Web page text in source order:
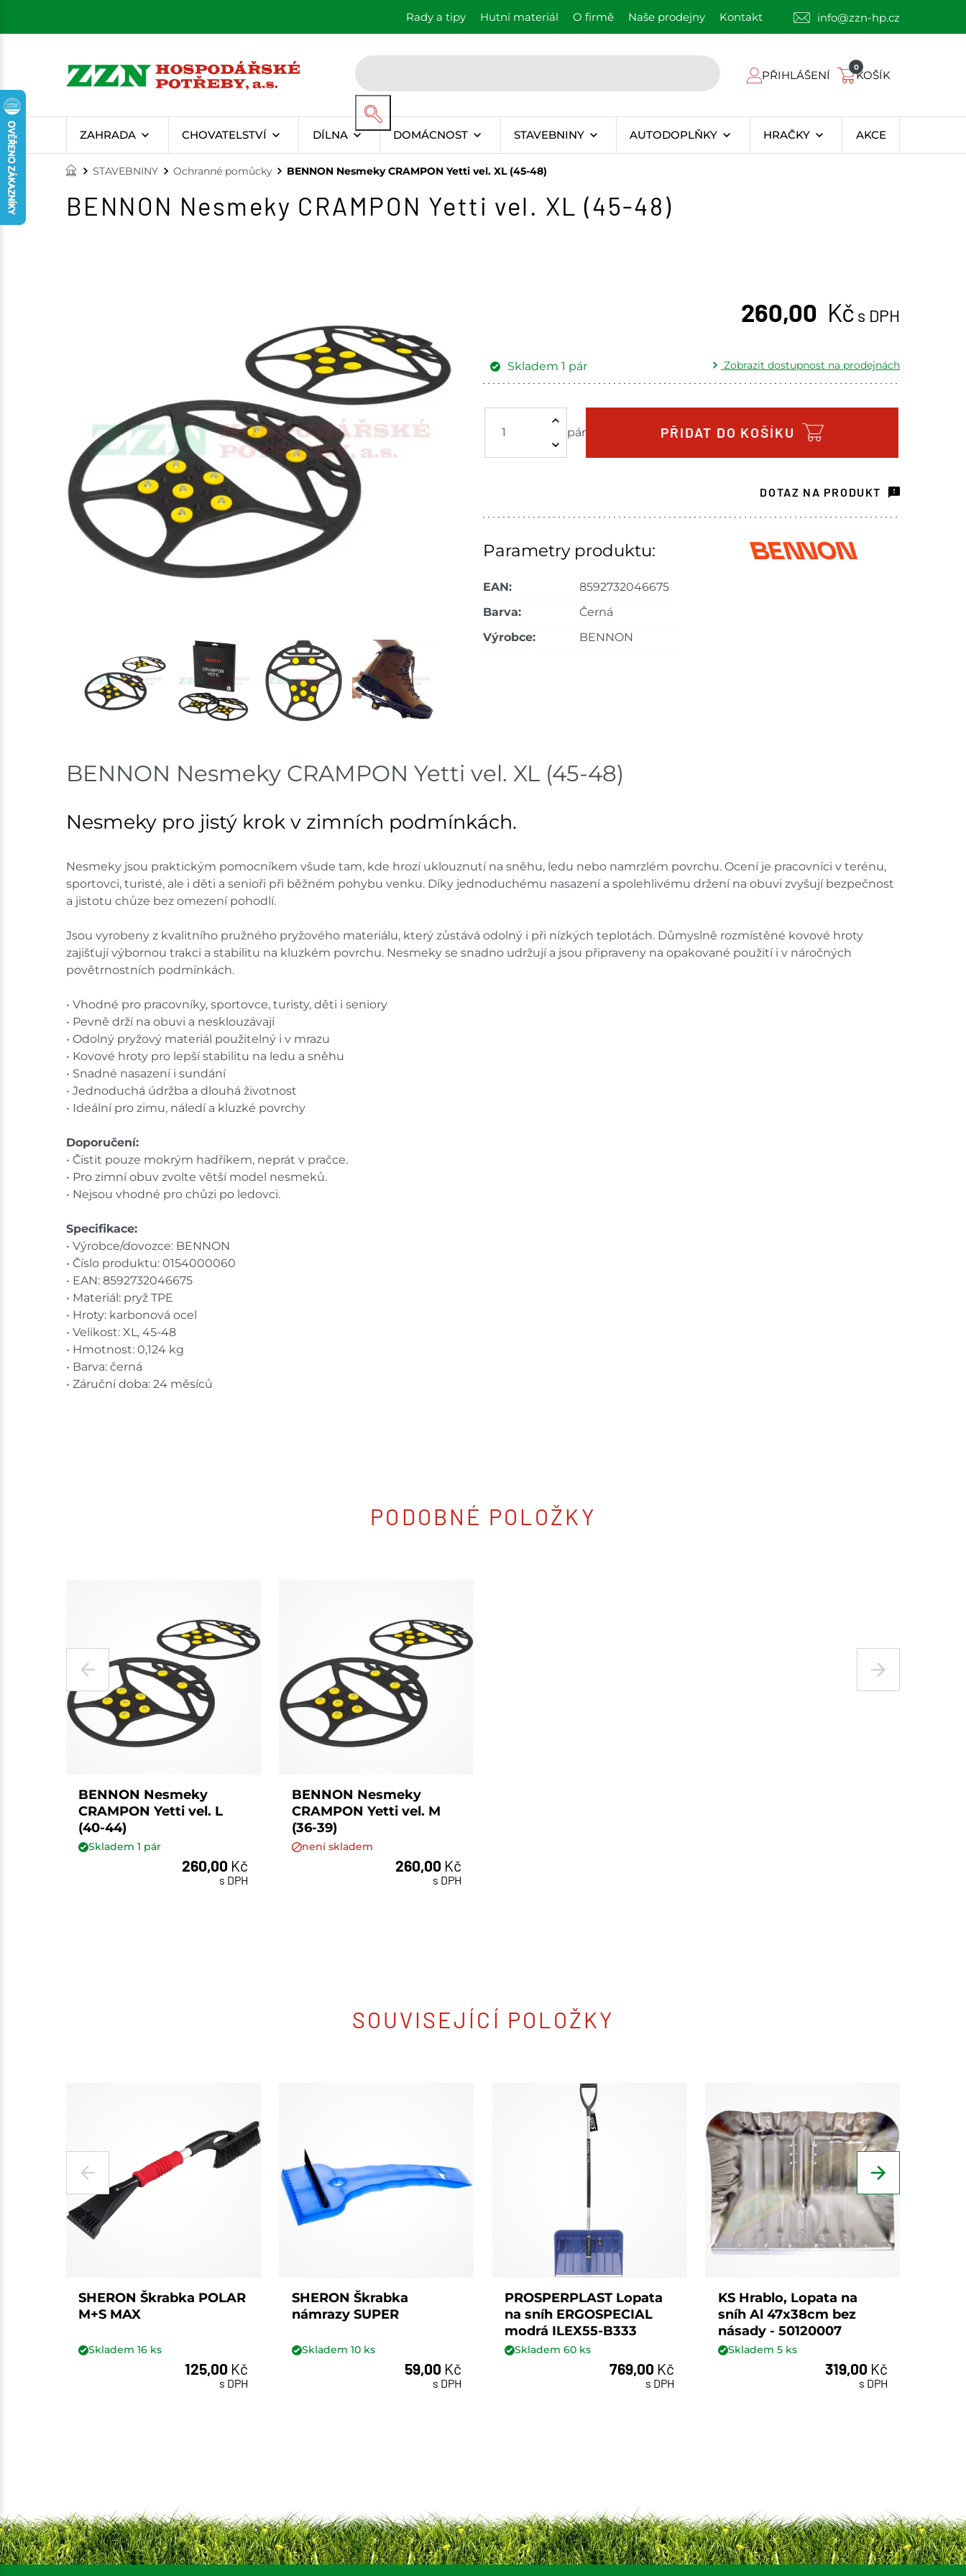
Rady a tipy Hutní materiál O firmě Naše prodejny Kontakt info@zzn-hp.cz
PŘIHLÁŠENÍ
0
KOŠÍK
ZAHRADA CHOVATELSTVÍ DÍLNA DOMÁCNOST STAVEBNINY AUTODOPLŇKY HRAČKY AKCE
STAVEBNINY Ochranné pomůcky BENNON Nesmeky CRAMPON Yetti vel. XL (45-48)
BENNON Nesmeky CRAMPON Yetti vel. XL (45-48)
260,00 Kč s DPH
pár PŘIDAT DO KOŠÍKU
Skladem 1 pár
Zobrazit dostupnost na prodejnách
Skladové množství na prodejnách je pouze orientační.
Ceny na prodejnách se mohou lišit od cen na e-shopu.
DOTAZ NA PRODUKT
Parametry produktu:
EAN:
8592732046675
Barva:
Černá
Výrobce:
BENNON
BENNON Nesmeky CRAMPON Yetti vel. XL (45-48)
Nesmeky pro jistý krok v zimních podmínkách.
Nesmeky jsou praktickým pomocníkem všude tam, kde hrozí uklouznutí na sněhu, ledu nebo namrzlém povrchu. Ocení je pracovníci v terénu,
sportovci, turisté, ale i děti a senioři při běžném pohybu venku. Díky jednoduchému nasazení a spolehlivému držení na obuvi zvyšují bezpečnost
a jistotu chůze bez omezení pohodlí.
Jsou vyrobeny z kvalitního pružného pryžového materiálu, který zůstává odolný i při nízkých teplotách. Důmyslně rozmístěné kovové hroty
zajišťují výbornou trakci a stabilitu na kluzkém povrchu. Nesmeky se snadno udržují a jsou připraveny na opakované použití i v náročných
povětrnostních podmínkách.
• Vhodné pro pracovníky, sportovce, turisty, děti i seniory
• Pevně drží na obuvi a nesklouzávají
• Odolný pryžový materiál použitelný i v mrazu
• Kovové hroty pro lepší stabilitu na ledu a sněhu
• Snadné nasazení i sundání
• Jednoduchá údržba a dlouhá životnost
• Ideální pro zimu, náledí a kluzké povrchy
Doporučení:
• Čistit pouze mokrým hadříkem, neprát v pračce.
• Pro zimní obuv zvolte větší model nesmeků.
• Nejsou vhodné pro chůzi po ledovci.
Specifikace:
• Výrobce/dovozce: BENNON
• Číslo produktu: 0154000060
• EAN: 8592732046675
• Materiál: pryž TPE
• Hroty: karbonová ocel
• Velikost: XL, 45-48
• Hmotnost: 0,124 kg
• Barva: černá
• Záruční doba: 24 měsíců
PODOBNÉ POLOŽKY
BENNON Nesmeky
CRAMPON Yetti vel. L
(40-44)
Skladem1 pár
260,00 Kč
s DPH
BENNON Nesmeky
CRAMPON Yetti vel. M
(36-39)
není skladem
260,00 Kč
s DPH
SOUVISEJÍCÍ POLOŽKY
SHERON Škrabka POLAR
M+S MAX
Skladem16 ks
125,00 Kč
s DPH
SHERON Škrabka
námrazy SUPER
Skladem 10ks
59,00 Kč
s DPH
PROSPERPLAST Lopata
na sníh ERGOSPECIAL
modrá ILEX55-B333
Skladem60 ks
769,00 Kč
s DPH
KS Hrablo, Lopata na
sníh Al 47x38cm bez
násady - 50120007
Skladem 5ks
319,00 Kč
s DPH